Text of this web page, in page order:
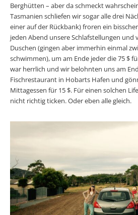
Berghütten – aber da schmeckt
Tasmanien schliefen wir sogar alle drei
einer auf der Rückbank) froren ein
jeden Abend unsere Schlafstellungen und
Duschen (gingen aber immerhin einmal
schwimmen), um am Ende jeder die 75 $
war herrlich und wir belohnten uns am
Fischrestaurant in Hobarts Hafen und
Mittagessen für 15 $. Für einen solchen
nicht richtig ticken. Oder eben alle gleich.